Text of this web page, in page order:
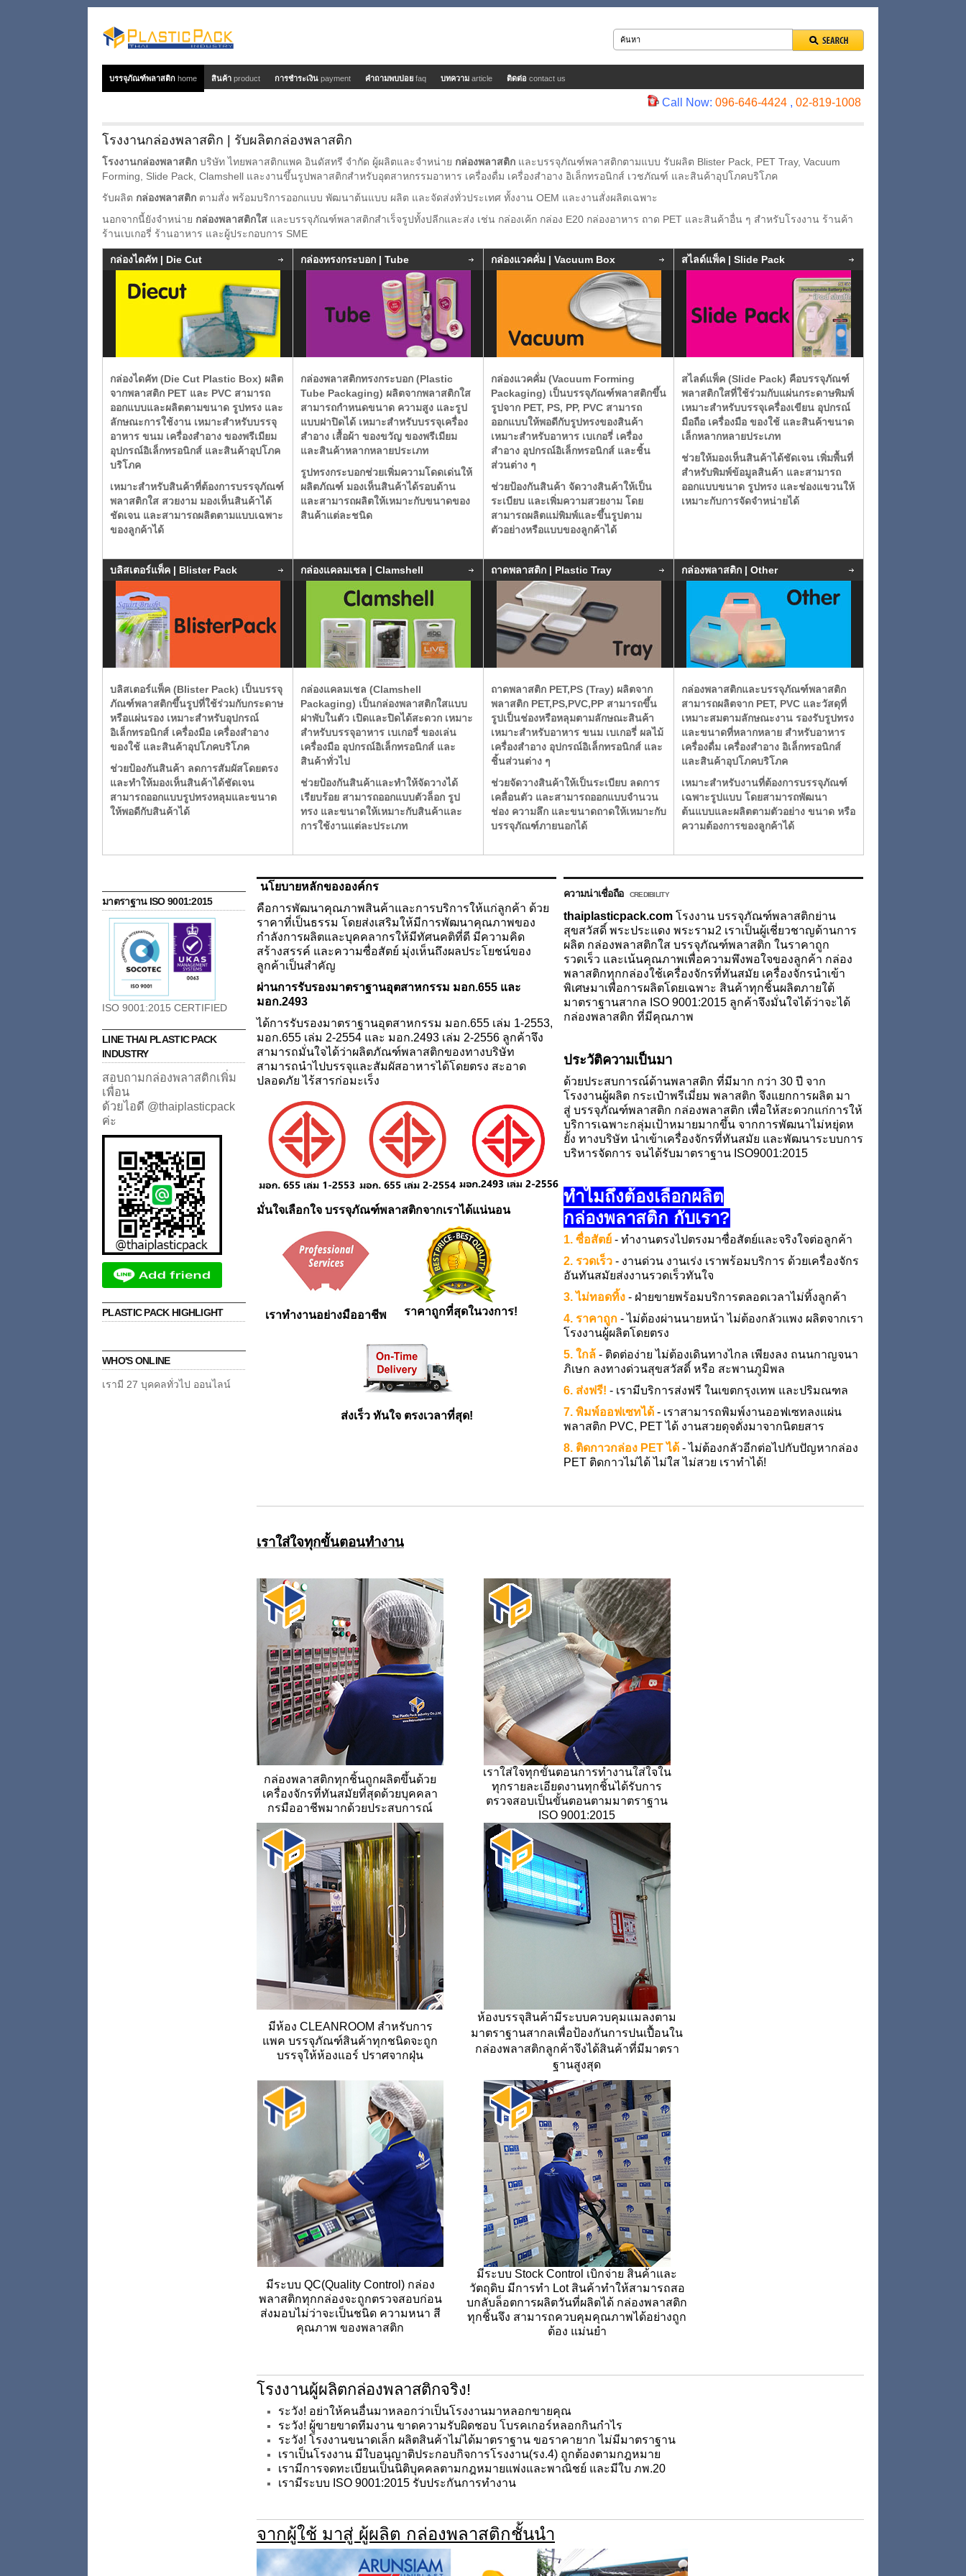
บรรจุภัณฑ์พลาสติก home สินค้า product การชำระเงิน payment คำถามพบบ่อย faq บทความ article ติดต่อ contact us
Call Now: 096-646-4424 , 02-819-1008
โรงงานกล่องพลาสติก | รับผลิตกล่องพลาสติก
โรงงานกล่องพลาสติก บริษัท ไทยพลาสติกแพค อินดัสทรี จำกัด ผู้ผลิตและจำหน่าย กล่องพลาสติก และบรรจุภัณฑ์พลาสติกตามแบบ รับผลิต Blister Pack, PET Tray, Vacuum
Forming, Slide Pack, Clamshell และงานขึ้นรูปพลาสติกสำหรับอุตสาหกรรมอาหาร เครื่องดื่ม เครื่องสำอาง อิเล็กทรอนิกส์ เวชภัณฑ์ และสินค้าอุปโภคบริโภค
รับผลิต กล่องพลาสติก ตามสั่ง พร้อมบริการออกแบบ พัฒนาต้นแบบ ผลิต และจัดส่งทั่วประเทศ ทั้งงาน OEM และงานสั่งผลิตเฉพาะ
นอกจากนี้ยังจำหน่าย กล่องพลาสติกใส และบรรจุภัณฑ์พลาสติกสำเร็จรูปทั้งปลีกและส่ง เช่น กล่องเค้ก กล่อง E20 กล่องอาหาร ถาด PET และสินค้าอื่น ๆ สำหรับโรงงาน ร้านค้า
ร้านเบเกอรี่ ร้านอาหาร และผู้ประกอบการ SME
กล่องไดคัท | Die Cut
กล่องไดคัท (Die Cut Plastic Box) ผลิต
จากพลาสติก PET และ PVC สามารถ
ออกแบบและผลิตตามขนาด รูปทรง และ
ลักษณะการใช้งาน เหมาะสำหรับบรรจุ
อาหาร ขนม เครื่องสำอาง ของพรีเมียม
อุปกรณ์อิเล็กทรอนิกส์ และสินค้าอุปโภค
บริโภค
เหมาะสำหรับสินค้าที่ต้องการบรรจุภัณฑ์
พลาสติกใส สวยงาม มองเห็นสินค้าได้
ชัดเจน และสามารถผลิตตามแบบเฉพาะ
ของลูกค้าได้
กล่องทรงกระบอก | Tube
กล่องพลาสติกทรงกระบอก (Plastic
Tube Packaging) ผลิตจากพลาสติกใส
สามารถกำหนดขนาด ความสูง และรูป
แบบฝาปิดได้ เหมาะสำหรับบรรจุเครื่อง
สำอาง เสื้อผ้า ของขวัญ ของพรีเมียม
และสินค้าหลากหลายประเภท
รูปทรงกระบอกช่วยเพิ่มความโดดเด่นให้
ผลิตภัณฑ์ มองเห็นสินค้าได้รอบด้าน
และสามารถผลิตให้เหมาะกับขนาดของ
สินค้าแต่ละชนิด
กล่องแวคคั่ม | Vacuum Box
กล่องแวคคั่ม (Vacuum Forming
Packaging) เป็นบรรจุภัณฑ์พลาสติกขึ้น
รูปจาก PET, PS, PP, PVC สามารถ
ออกแบบให้พอดีกับรูปทรงของสินค้า
เหมาะสำหรับอาหาร เบเกอรี่ เครื่อง
สำอาง อุปกรณ์อิเล็กทรอนิกส์ และชิ้น
ส่วนต่าง ๆ
ช่วยป้องกันสินค้า จัดวางสินค้าให้เป็น
ระเบียบ และเพิ่มความสวยงาม โดย
สามารถผลิตแม่พิมพ์และขึ้นรูปตาม
ตัวอย่างหรือแบบของลูกค้าได้
สไลด์แพ็ค | Slide Pack
สไลด์แพ็ค (Slide Pack) คือบรรจุภัณฑ์
พลาสติกใสที่ใช้ร่วมกับแผ่นกระดาษพิมพ์
เหมาะสำหรับบรรจุเครื่องเขียน อุปกรณ์
มือถือ เครื่องมือ ของใช้ และสินค้าขนาด
เล็กหลากหลายประเภท
ช่วยให้มองเห็นสินค้าได้ชัดเจน เพิ่มพื้นที่
สำหรับพิมพ์ข้อมูลสินค้า และสามารถ
ออกแบบขนาด รูปทรง และช่องแขวนให้
เหมาะกับการจัดจำหน่ายได้
บลิสเตอร์แพ็ค | Blister Pack
บลิสเตอร์แพ็ค (Blister Pack) เป็นบรรจุ
ภัณฑ์พลาสติกขึ้นรูปที่ใช้ร่วมกับกระดาษ
หรือแผ่นรอง เหมาะสำหรับอุปกรณ์
อิเล็กทรอนิกส์ เครื่องมือ เครื่องสำอาง
ของใช้ และสินค้าอุปโภคบริโภค
ช่วยป้องกันสินค้า ลดการสัมผัสโดยตรง
และทำให้มองเห็นสินค้าได้ชัดเจน
สามารถออกแบบรูปทรงหลุมและขนาด
ให้พอดีกับสินค้าได้
กล่องแคลมเชล | Clamshell
กล่องแคลมเชล (Clamshell
Packaging) เป็นกล่องพลาสติกใสแบบ
ฝาพับในตัว เปิดและปิดได้สะดวก เหมาะ
สำหรับบรรจุอาหาร เบเกอรี่ ของเล่น
เครื่องมือ อุปกรณ์อิเล็กทรอนิกส์ และ
สินค้าทั่วไป
ช่วยป้องกันสินค้าและทำให้จัดวางได้
เรียบร้อย สามารถออกแบบตัวล็อก รูป
ทรง และขนาดให้เหมาะกับสินค้าและ
การใช้งานแต่ละประเภท
ถาดพลาสติก | Plastic Tray
ถาดพลาสติก PET,PS (Tray) ผลิตจาก
พลาสติก PET,PS,PVC,PP สามารถขึ้น
รูปเป็นช่องหรือหลุมตามลักษณะสินค้า
เหมาะสำหรับอาหาร ขนม เบเกอรี่ ผลไม้
เครื่องสำอาง อุปกรณ์อิเล็กทรอนิกส์ และ
ชิ้นส่วนต่าง ๆ
ช่วยจัดวางสินค้าให้เป็นระเบียบ ลดการ
เคลื่อนตัว และสามารถออกแบบจำนวน
ช่อง ความลึก และขนาดถาดให้เหมาะกับ
บรรจุภัณฑ์ภายนอกได้
กล่องพลาสติก | Other
กล่องพลาสติกและบรรจุภัณฑ์พลาสติก
สามารถผลิตจาก PET, PVC และวัสดุที่
เหมาะสมตามลักษณะงาน รองรับรูปทรง
และขนาดที่หลากหลาย สำหรับอาหาร
เครื่องดื่ม เครื่องสำอาง อิเล็กทรอนิกส์
และสินค้าอุปโภคบริโภค
เหมาะสำหรับงานที่ต้องการบรรจุภัณฑ์
เฉพาะรูปแบบ โดยสามารถพัฒนา
ต้นแบบและผลิตตามตัวอย่าง ขนาด หรือ
ความต้องการของลูกค้าได้
มาตราฐาน ISO 9001:2015
ISO 9001:2015 CERTIFIED
LINE THAI PLASTIC PACK
INDUSTRY
สอบถามกล่องพลาสติกเพิ่ม
เพื่อน
ด้วยไอดี @thaiplasticpack
ค่ะ
PLASTIC PACK HIGHLIGHT
WHO'S ONLINE
เรามี 27 บุคคลทั่วไป ออนไลน์
นโยบายหลักขององค์กร
คือการพัฒนาคุณภาพสินค้าและการบริการให้แก่ลูกค้า ด้วย
ราคาที่เป็นธรรม โดยส่งเสริมให้มีการพัฒนาคุณภาพของ
กำลังการผลิตและบุคคลากรให้มีทัศนคติที่ดี มีความคิด
สร้างสรรค์ และความซื่อสัตย์ มุ่งเห็นถึงผลประโยชน์ของ
ลูกค้าเป็นสำคัญ
ผ่านการรับรองมาตราฐานอุตสาหกรรม มอก.655 และ
มอก.2493
ได้การรับรองมาตราฐานอุตสาหกรรม มอก.655 เล่ม 1-2553,
มอก.655 เล่ม 2-2554 และ มอก.2493 เล่ม 2-2556 ลูกค้าจึง
สามารถมั่นใจได้ว่าผลิตภัณฑ์พลาสติกของทางบริษัท
สามารถนำไปบรรจุและสัมผัสอาหารได้โดยตรง สะอาด
ปลอดภัย ไร้สารก่อมะเร็ง
มั่นใจเลือกใจ บรรจุภัณฑ์พลาสติกจากเราได้แน่นอน
เราทำงานอย่างมืออาชีพ ราคาถูกที่สุดในวงการ!
ส่งเร็ว ทันใจ ตรงเวลาที่สุด!
ความน่าเชื่อถือ CREDIBILITY
thaiplasticpack.com โรงงาน บรรจุภัณฑ์พลาสติกย่าน
สุขสวัสดิ์ พระประแดง พระราม2 เราเป็นผู้เชี่ยวชาญด้านการ
ผลิต กล่องพลาสติกใส บรรจุภัณฑ์พลาสติก ในราคาถูก
รวดเร็ว และเน้นคุณภาพเพื่อความพึงพอใจของลูกค้า กล่อง
พลาสติกทุกกล่องใช้เครื่องจักรที่ทันสมัย เครื่องจักรนำเข้า
พิเศษมาเพื่อการผลิตโดยเฉพาะ สินค้าทุกชิ้นผลิตภายใต้
มาตราฐานสากล ISO 9001:2015 ลูกค้าจึงมั่นใจได้ว่าจะได้
กล่องพลาสติก ที่มีคุณภาพ
ประวัติความเป็นมา
ด้วยประสบการณ์ด้านพลาสติก ที่มีมาก กว่า 30 ปี จาก
โรงงานผู้ผลิต กระเป๋าพรีเมี่ยม พลาสติก จึงแยกการผลิต มา
สู่ บรรจุภัณฑ์พลาสติก กล่องพลาสติก เพื่อให้สะดวกแก่การให้
บริการเฉพาะกลุ่มเป้าหมายมากขึ้น จากการพัฒนาไม่หยุ่ดห
ยั้ง ทางบริษัท นำเข้าเครื่องจักรที่ทันสมัย และพัฒนาระบบการ
บริหารจัดการ จนได้รับมาตราฐาน ISO9001:2015
ทำไมถึงต้องเลือกผลิต
กล่องพลาสติก กับเรา?
1. ซื่อสัตย์ - ทำงานตรงไปตรงมาซื่อสัตย์และจริงใจต่อลูกค้า
2. รวดเร็ว - งานด่วน งานเร่ง เราพร้อมบริการ ด้วยเครื่องจักร
อันทันสมัยส่งงานรวดเร็วทันใจ
3. ไม่ทอดทิ้ง - ฝ่ายขายพร้อมบริการตลอดเวลาไม่ทิ้งลูกค้า
4. ราคาถูก - ไม่ต้องผ่านนายหน้า ไม่ต้องกลัวแพง ผลิตจากเรา
โรงงานผู้ผลิตโดยตรง
5. ใกล้ - ติดต่อง่าย ไม่ต้องเดินทางไกล เพียงลง ถนนกาญจนา
ภิเษก ลงทางด่วนสุขสวัสดิ์ หรือ สะพานภูมิพล
6. ส่งฟรี! - เรามีบริการส่งฟรี ในเขตกรุงเทพ และปริมณฑล
7. พิมพ์ออฟเซทได้ - เราสามารถพิมพ์งานออฟเซทลงแผ่น
พลาสติก PVC, PET ได้ งานสวยดุจดั่งมาจากนิตยสาร
8. ติดกาวกล่อง PET ได้ - ไม่ต้องกลัวอีกต่อไปกับปัญหากล่อง
PET ติดกาวไม่ได้ ไม่ใส ไม่สวย เราทำได้!
เราใส่ใจทุกขั้นตอนทำงาน
กล่องพลาสติกทุกชิ้นถูกผลิตขึ้นด้วย
เครื่องจักรที่ทันสมัยที่สุดด้วยบุคคลา
กรมืออาชีพมากด้วยประสบการณ์
เราใส่ใจทุกขั้นตอนการทำงานใส่ใจใน
ทุกรายละเอียดงานทุกชิ้นได้รับการ
ตรวจสอบเป็นขั้นตอนตามมาตราฐาน
ISO 9001:2015
มีห้อง CLEANROOM สำหรับการ
แพค บรรจุภัณฑ์สินค้าทุกชนิดจะถูก
บรรจุให้ห้องแอร์ ปราศจากฝุ่น
ห้องบรรจุสินค้ามีระบบควบคุมแมลงตาม
มาตราฐานสากลเพื่อป้องกันการปนเปื้อนใน
กล่องพลาสติกลูกค้าจึงได้สินค้าที่มีมาตรา
ฐานสูงสุด
มีระบบ QC(Quality Control) กล่อง
พลาสติกทุกกล่องจะถูกตรวจสอบก่อน
ส่งมอบไม่ว่าจะเป็นชนิด ความหนา สี
คุณภาพ ของพลาสติก
มีระบบ Stock Control เบิกจ่าย สินค้าและ
วัตถุดิบ มีการทำ Lot สินค้าทำให้สามารถสอ
บกลับล็อตการผลิตวันที่ผลิตได้ กล่องพลาสติก
ทุกชิ้นจึง สามารถควบคุมคุณภาพได้อย่างถูก
ต้อง แม่นยำ
โรงงานผู้ผลิตกล่องพลาสติกจริง!
ระวัง! อย่าให้คนอื่นมาหลอกว่าเป็นโรงงานมาหลอกขายคุณ
ระวัง! ผู้ขายขาดทีมงาน ขาดความรับผิดชอบ โบรคเกอร์หลอกกินกำไร
ระวัง! โรงงานขนาดเล็ก ผลิตสินค้าไม่ได้มาตราฐาน ขอราคายาก ไม่มีมาตราฐาน
เราเป็นโรงงาน มีใบอนุญาติประกอบกิจการโรงงาน(รง.4) ถูกต้องตามกฎหมาย
เรามีการจดทะเบียนเป็นนิติบุคคลตามกฎหมายแพ่งและพาณิชย์ และมีใบ ภพ.20
เรามีระบบ ISO 9001:2015 รับประกันการทำงาน
จากผู้ใช้ มาสู่ ผู้ผลิต กล่องพลาสติกชั้นนำ